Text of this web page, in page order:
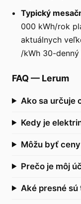
Typický
000 kWh/rok
aktuálnych
/kWh 30-denný
FAQ — Lerum
Ako sa určuje
Kedy je
Môžu byť
Prečo je môj
Aké presné sú